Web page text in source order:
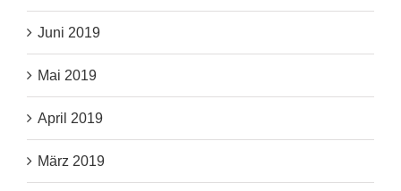
Juni 2019
Mai 2019
April 2019
März 2019